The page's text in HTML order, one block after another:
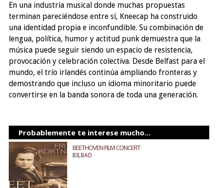
En una industria musical donde muchas propuestas
terminan pareciéndose entre sí, Kneecap ha construido
una identidad propia e inconfundible. Su combinación de
lengua, política, humor y actitud punk demuestra que la
música puede seguir siendo un espacio de resistencia,
provocación y celebración colectiva. Desde Belfast para el
mundo, el trío irlandés continúa ampliando fronteras y
demostrando que incluso un idioma minoritario puede
convertirse en la banda sonora de toda una generación.
Probablemente te interese mucho...
BEETHOVEN FILM CONCERT
BILBAO